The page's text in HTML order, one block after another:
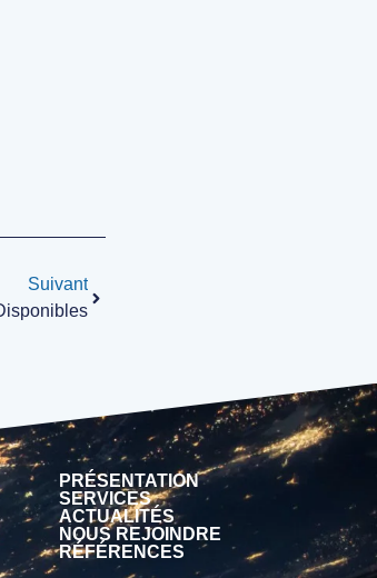
Suivant
PRÉSENTATION
SERVICES
ACTUALITÉS
NOUS REJOINDRE
RÉFÉRENCES